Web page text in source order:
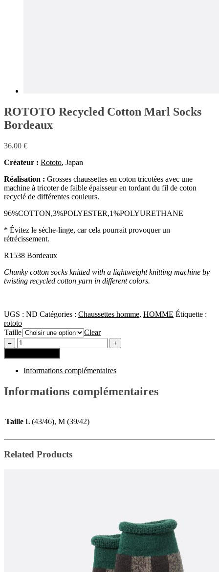
ROTOTO Recycled Cotton Marl Socks
Bordeaux
36,00 €
Créateur : Rototo, Japan
Réalisation : Grosses chaussettes en coton tricotées avec une
machine à tricoter de faible épaisseur en tordant du fil de coton
recyclé de différentes couleurs.
96%COTTON,3%POLYESTER,1%POLYURETHANE
* Évitez le sèche-linge, car cela pourrait provoquer un
rétrécissement.
R1538 Bordeaux
Chunky cotton socks knitted with a lightweight knitting machine by
twisting recycled cotton yarn in different colors.
UGS : ND Catégories : Chaussettes homme, HOMME Étiquette :
rototo
Taille
Clear
Informations complémentaires
Informations complémentaires
Taille L (43/46), M (39/42)
Related Products